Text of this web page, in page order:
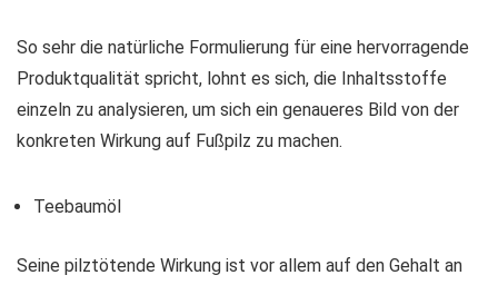
So sehr die natürliche Formulierung für eine hervorragende
Produktqualität spricht, lohnt es sich, die Inhaltsstoffe
einzeln zu analysieren, um sich ein genaueres Bild von der
konkreten Wirkung auf Fußpilz zu machen.
Teebaumöl
Seine pilztötende Wirkung ist vor allem auf den Gehalt an